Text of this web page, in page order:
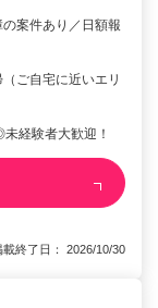
案件あり／日額報
ご自宅に近いエリ
経験者大歓迎！
終了日： 2026/10/30